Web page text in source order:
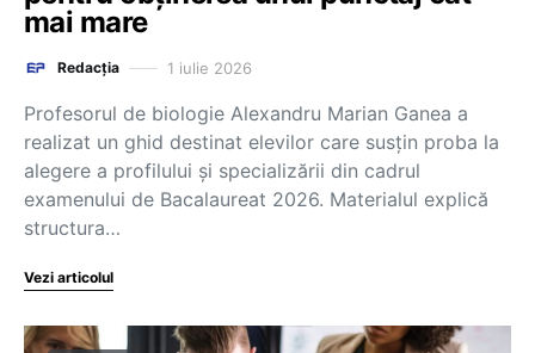
mai mare
Redacția 1 iulie 2026
Profesorul de biologie Alexandru Marian Ganea a
realizat un ghid destinat elevilor care susțin proba la
alegere a profilului și specializării din cadrul
examenului de Bacalaureat 2026. Materialul explică
structura…
Vezi articolul